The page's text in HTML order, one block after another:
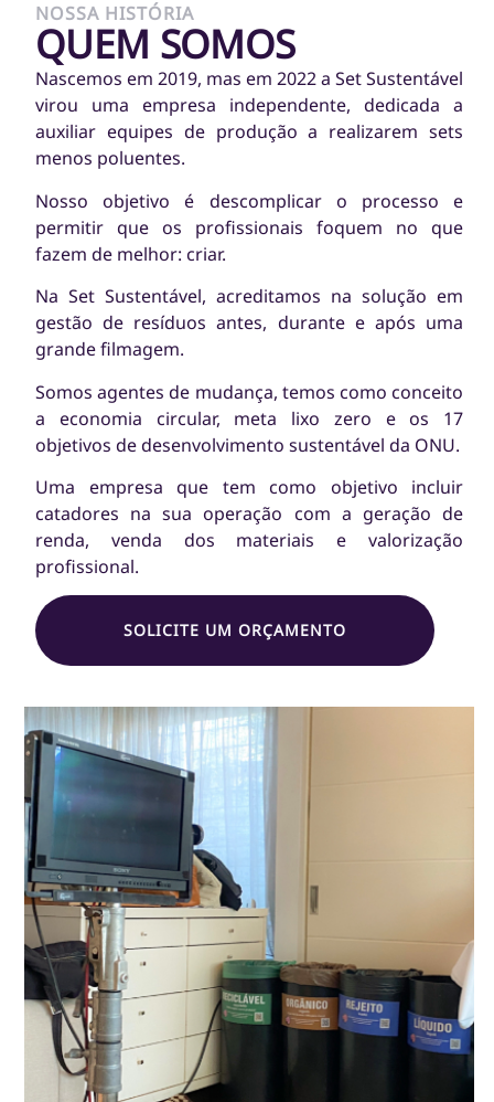
NOSSA HISTÓRIA
QUEM SOMOS
Nascemos em 2019, mas em 2022 a Set Sustentável
virou uma empresa independente, dedicada a
auxiliar equipes de produção a realizarem sets
menos poluentes.
Nosso objetivo é descomplicar o processo e
permitir que os profissionais foquem no que
fazem de melhor: criar.
Na Set Sustentável, acreditamos na solução em
gestão de resíduos antes, durante e após uma
grande filmagem.
Somos agentes de mudança, temos como conceito
a economia circular, meta lixo zero e os 17
objetivos de desenvolvimento sustentável da ONU.
Uma empresa que tem como objetivo incluir
catadores na sua operação com a geração de
renda, venda dos materiais e valorização
profissional.
SOLICITE UM ORÇAMENTO